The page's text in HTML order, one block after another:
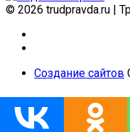
© 2026 trudpravda.ru |
Создание сайтов